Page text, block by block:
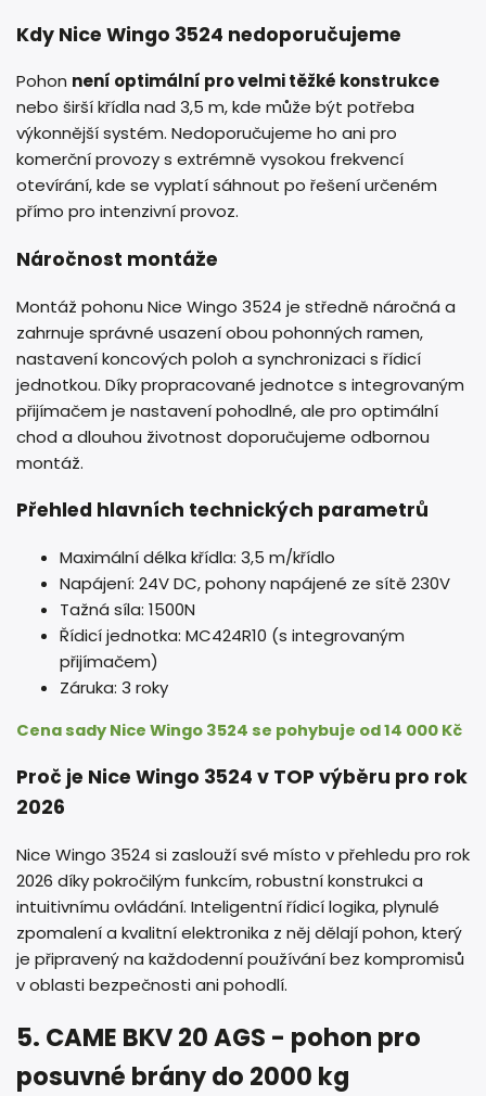
Kdy Nice Wingo 3524 nedoporučujeme
Pohon není optimální pro velmi těžké konstrukce
nebo širší křídla nad 3,5 m, kde může být potřeba
výkonnější systém. Nedoporučujeme ho ani pro
komerční provozy s extrémně vysokou frekvencí
otevírání, kde se vyplatí sáhnout po řešení určeném
přímo pro intenzivní provoz.
Náročnost montáže
Montáž pohonu Nice Wingo 3524 je středně náročná a
zahrnuje správné usazení obou pohonných ramen,
nastavení koncových poloh a synchronizaci s řídicí
jednotkou. Díky propracované jednotce s integrovaným
přijímačem je nastavení pohodlné, ale pro optimální
chod a dlouhou životnost doporučujeme odbornou
montáž.
Přehled hlavních technických parametrů
Maximální délka křídla: 3,5 m/křídlo
Napájení: 24V DC, pohony napájené ze sítě 230V
Tažná síla: 1500N
Řídicí jednotka: MC424R10 (s integrovaným
přijímačem)
Záruka: 3 roky
Cena sady Nice Wingo 3524 se pohybuje od 14 000 Kč
Proč je Nice Wingo 3524 v TOP výběru pro rok
2026
Nice Wingo 3524 si zaslouží své místo v přehledu pro rok
2026 díky pokročilým funkcím, robustní konstrukci a
intuitivnímu ovládání. Inteligentní řídicí logika, plynulé
zpomalení a kvalitní elektronika z něj dělají pohon, který
je připravený na každodenní používání bez kompromisů
v oblasti bezpečnosti ani pohodlí.
5. CAME BKV 20 AGS - pohon pro
posuvné brány do 2000 kg